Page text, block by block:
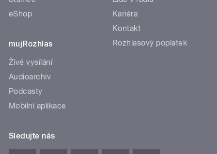
eShop
mujRozhlas
Živé vysílání
Audioarchiv
Podcasty
Mobilní aplikace
Kariéra
Kontakt
Rozhlasový poplatek
Sledujte nás